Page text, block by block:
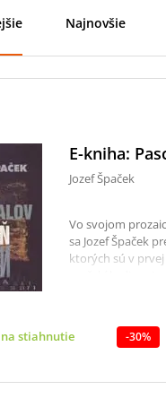
Najnovšie
E-kniha:
Jozef Špaček
Vo svojom
sa Jozef Špaček
ktorých sú v
ťažkosťami,
usporiadanom
situácie na nich
ťažobou
stiahnutie -30%